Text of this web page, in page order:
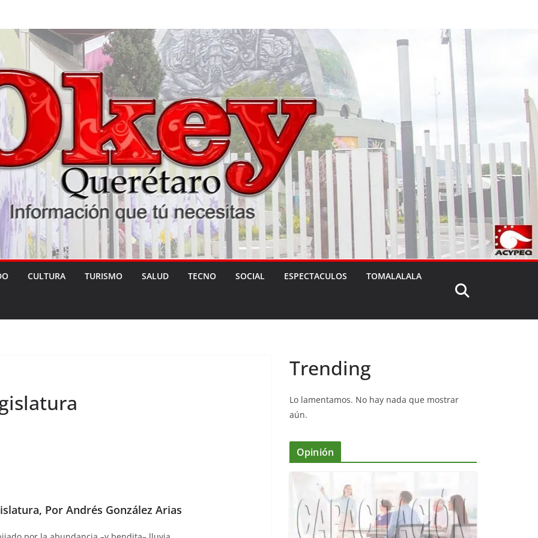
CULTURA TURISMO SALUD TECNO SOCIAL ESPECTACULOS TOMALALALA
Por Andrés González Arias
Trending
Lo lamentamos. No hay nada que mostrar
aún.
Opinión